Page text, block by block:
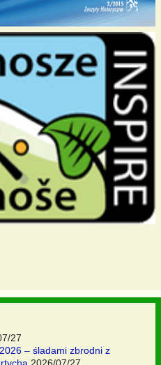
27
– śladami zbrodni z